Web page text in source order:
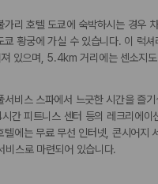
가리 호텔 도쿄에 숙박하시는 경우
쿄 황궁에 가실 수 있습니다. 이 럭셔
있으며, 5.4km 거리에는 센소지
서비스 스파에서 느긋한 시간을 즐
간 피트니스 센터 등의 레크리에이
텔에는 무료 무선 인터넷, 콘시어지
비스로 마련되어 있습니다.